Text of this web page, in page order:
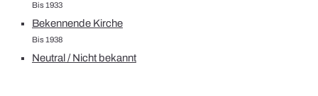
Bis 1933
Bekennende Kirche
Bis 1938
Neutral / Nicht bekannt